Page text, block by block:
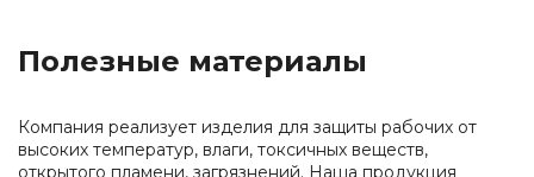
Полезные материалы
Компания реализует изделия для защиты рабочих от
высоких температур, влаги, токсичных веществ,
открытого пламени, загрязнений. Наша продукция